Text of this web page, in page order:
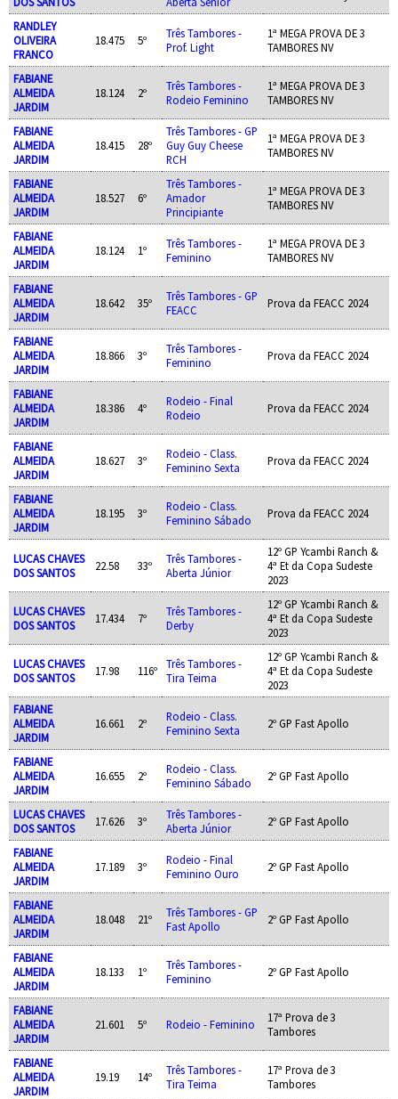
RANDLEY
OLIVEIRA
FRANCO
18.475 5º
Três Tambores -
Prof. Light
1ª MEGA PROVA DE 3
TAMBORES NV
FABIANE
ALMEIDA
JARDIM
18.124 2º
Três Tambores -
Rodeio Feminino
1ª MEGA PROVA DE 3
TAMBORES NV
FABIANE
ALMEIDA
JARDIM
18.415 28º
Três Tambores - GP
Guy Guy Cheese
RCH
1ª MEGA PROVA DE 3
TAMBORES NV
FABIANE
ALMEIDA
JARDIM
18.527 6º
Três Tambores -
Amador
Principiante
1ª MEGA PROVA DE 3
TAMBORES NV
FABIANE
ALMEIDA
JARDIM
18.124 1º
Três Tambores -
Feminino
1ª MEGA PROVA DE 3
TAMBORES NV
FABIANE
ALMEIDA
JARDIM
18.642 35º
Três Tambores - GP
FEACC
Prova da FEACC 2024
FABIANE
ALMEIDA
JARDIM
18.866 3º
Três Tambores -
Feminino
Prova da FEACC 2024
FABIANE
ALMEIDA
JARDIM
18.386 4º
Rodeio - Final
Rodeio
Prova da FEACC 2024
FABIANE
ALMEIDA
JARDIM
18.627 3º
Rodeio - Class.
Feminino Sexta
Prova da FEACC 2024
FABIANE
ALMEIDA
JARDIM
18.195 3º
Rodeio - Class.
Feminino Sábado
Prova da FEACC 2024
LUCAS CHAVES
DOS SANTOS
22.58 33º
Três Tambores -
Aberta Júnior
12º GP Ycambi Ranch &
4ª Et da Copa Sudeste
2023
LUCAS CHAVES
DOS SANTOS
17.434 7º
Três Tambores -
Derby
12º GP Ycambi Ranch &
4ª Et da Copa Sudeste
2023
LUCAS CHAVES
DOS SANTOS
17.98 116º
Três Tambores -
Tira Teima
12º GP Ycambi Ranch &
4ª Et da Copa Sudeste
2023
FABIANE
ALMEIDA
JARDIM
16.661 2º
Rodeio - Class.
Feminino Sexta
2º GP Fast Apollo
FABIANE
ALMEIDA
JARDIM
16.655 2º
Rodeio - Class.
Feminino Sábado
2º GP Fast Apollo
LUCAS CHAVES
DOS SANTOS
17.626 3º
Três Tambores -
Aberta Júnior
2º GP Fast Apollo
FABIANE
ALMEIDA
JARDIM
17.189 3º
Rodeio - Final
Feminino Ouro
2º GP Fast Apollo
FABIANE
ALMEIDA
JARDIM
18.048 21º
Três Tambores - GP
Fast Apollo
2º GP Fast Apollo
FABIANE
ALMEIDA
JARDIM
18.133 1º
Três Tambores -
Feminino
2º GP Fast Apollo
FABIANE
ALMEIDA
JARDIM
21.601 5º Rodeio - Feminino
17ª Prova de 3
Tambores
FABIANE
ALMEIDA
JARDIM
19.19 14º
Três Tambores -
Tira Teima
17ª Prova de 3
Tambores